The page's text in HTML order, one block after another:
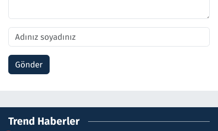
Gönder
Trend Haberler